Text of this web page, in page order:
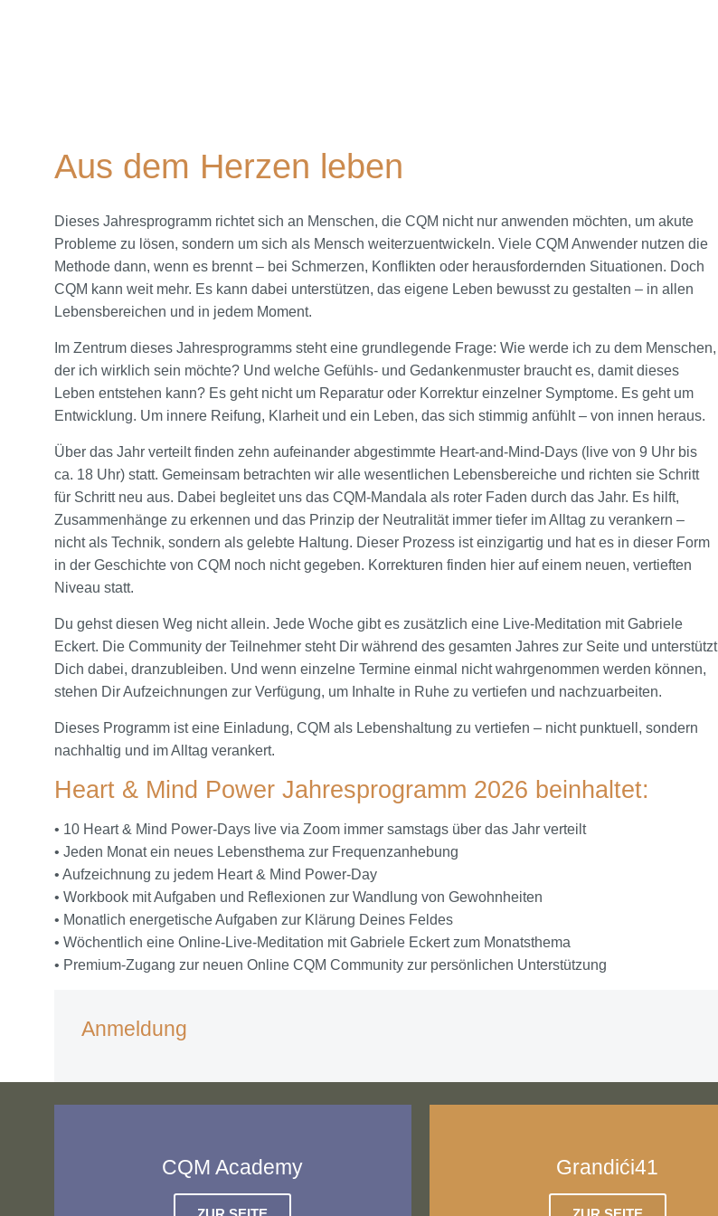
Aus dem Herzen leben
Dieses Jahresprogramm richtet sich an Menschen, die CQM nicht nur anwenden möchten, um akute
Probleme zu lösen, sondern um sich als Mensch weiterzuentwickeln. Viele CQM Anwender nutzen die
Methode dann, wenn es brennt – bei Schmerzen, Konflikten oder herausfordernden Situationen. Doch
CQM kann weit mehr. Es kann dabei unterstützen, das eigene Leben bewusst zu gestalten – in allen
Lebensbereichen und in jedem Moment.
Im Zentrum dieses Jahresprogramms steht eine grundlegende Frage: Wie werde ich zu dem Menschen,
der ich wirklich sein möchte? Und welche Gefühls- und Gedankenmuster braucht es, damit dieses
Leben entstehen kann? Es geht nicht um Reparatur oder Korrektur einzelner Symptome. Es geht um
Entwicklung. Um innere Reifung, Klarheit und ein Leben, das sich stimmig anfühlt – von innen heraus.
Über das Jahr verteilt finden zehn aufeinander abgestimmte Heart-and-Mind-Days (live von 9 Uhr bis
ca. 18 Uhr) statt. Gemeinsam betrachten wir alle wesentlichen Lebensbereiche und richten sie Schritt
für Schritt neu aus. Dabei begleitet uns das CQM-Mandala als roter Faden durch das Jahr. Es hilft,
Zusammenhänge zu erkennen und das Prinzip der Neutralität immer tiefer im Alltag zu verankern –
nicht als Technik, sondern als gelebte Haltung. Dieser Prozess ist einzigartig und hat es in dieser Form
in der Geschichte von CQM noch nicht gegeben. Korrekturen finden hier auf einem neuen, vertieften
Niveau statt.
Du gehst diesen Weg nicht allein. Jede Woche gibt es zusätzlich eine Live-Meditation mit Gabriele
Eckert. Die Community der Teilnehmer steht Dir während des gesamten Jahres zur Seite und unterstützt
Dich dabei, dranzubleiben. Und wenn einzelne Termine einmal nicht wahrgenommen werden können,
stehen Dir Aufzeichnungen zur Verfügung, um Inhalte in Ruhe zu vertiefen und nachzuarbeiten.
Dieses Programm ist eine Einladung, CQM als Lebenshaltung zu vertiefen – nicht punktuell, sondern
nachhaltig und im Alltag verankert.
Heart & Mind Power Jahresprogramm 2026 beinhaltet:
• 10 Heart & Mind Power-Days live via Zoom immer samstags über das Jahr verteilt
• Jeden Monat ein neues Lebensthema zur Frequenzanhebung
• Aufzeichnung zu jedem Heart & Mind Power-Day
• Workbook mit Aufgaben und Reflexionen zur Wandlung von Gewohnheiten
• Monatlich energetische Aufgaben zur Klärung Deines Feldes
• Wöchentlich eine Online-Live-Meditation mit Gabriele Eckert zum Monatsthema
• Premium-Zugang zur neuen Online CQM Community zur persönlichen Unterstützung
Anmeldung
CQM Academy Grandići41